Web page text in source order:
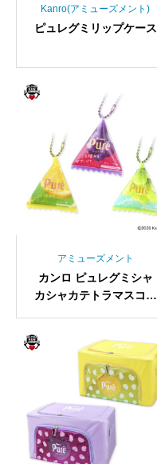
Kanro(アミューズメント)
ピュレグミリップケース
アミューズメント
カンロ ピュレグミシャ
カシャカテトラマスコッ